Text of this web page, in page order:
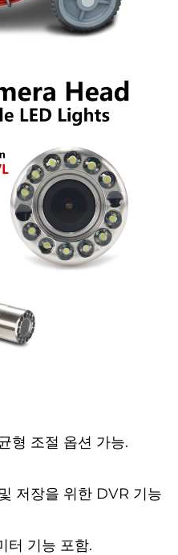
형 조절 옵션 가능.
저장을 위한 DVR 기능
터 기능 포함.